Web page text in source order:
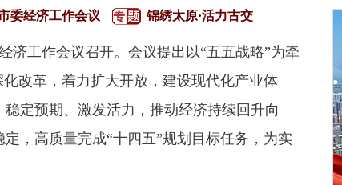
委经济工作会议 锦绣太原·活力古交
工作会议召开。会议提出以“五五战略”为牵
改革，着力扩大开放，建设现代化产业体
定预期、激发活力，推动经济持续回升向
，高质量完成“十四五”规划目标任务，为实